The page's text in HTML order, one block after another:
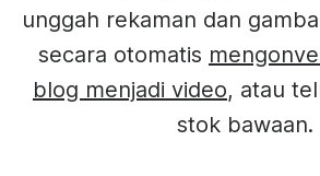
unggah rekaman dan
secara otomatis
blog menjadi video, atau
stok bawaan.